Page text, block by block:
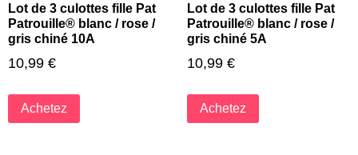
Lot de 3 culottes fille Pat
Patrouille® blanc / rose /
gris chiné 10A
10,99 €
Achetez
Lot de 3 culottes fille Pat
Patrouille® blanc / rose /
gris chiné 5A
10,99 €
Achetez